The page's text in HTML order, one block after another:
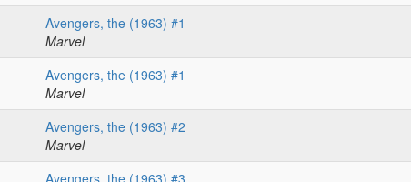
Avengers, the (1963) #1
Marvel
Avengers, the (1963) #1
Marvel
Avengers, the (1963) #2
Marvel